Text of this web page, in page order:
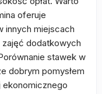
oferuje
innych miejscach
zajęć dodatkowych
stawek w
dobrym pomysłem
ekonomicznego